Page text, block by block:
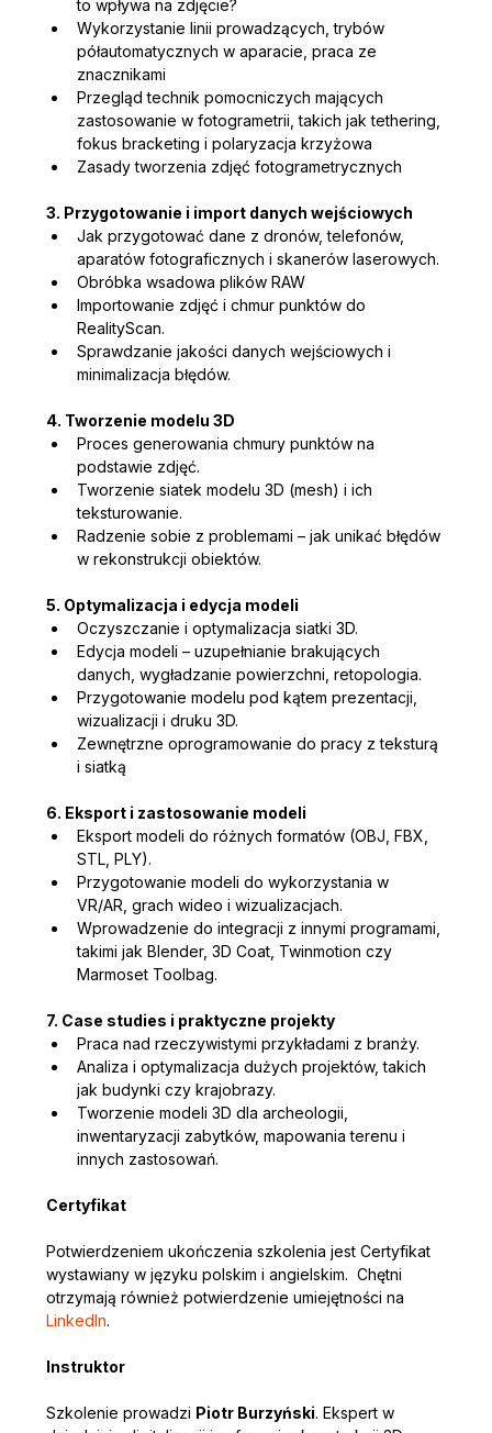
to wpływa na zdjęcie?
Wykorzystanie linii prowadzących, trybów
półautomatycznych w aparacie, praca ze
znacznikami
Przegląd technik pomocniczych mających
zastosowanie w fotogrametrii, takich jak tethering,
fokus bracketing i polaryzacja krzyżowa
Zasady tworzenia zdjęć fotogrametrycznych
3. Przygotowanie i import danych wejściowych
Jak przygotować dane z dronów, telefonów,
aparatów fotograficznych i skanerów laserowych.
Obróbka wsadowa plików RAW
Importowanie zdjęć i chmur punktów do
RealityScan.
Sprawdzanie jakości danych wejściowych i
minimalizacja błędów.
4. Tworzenie modelu 3D
Proces generowania chmury punktów na
podstawie zdjęć.
Tworzenie siatek modelu 3D (mesh) i ich
teksturowanie.
Radzenie sobie z problemami – jak unikać błędów
w rekonstrukcji obiektów.
5. Optymalizacja i edycja modeli
Oczyszczanie i optymalizacja siatki 3D.
Edycja modeli – uzupełnianie brakujących
danych, wygładzanie powierzchni, retopologia.
Przygotowanie modelu pod kątem prezentacji,
wizualizacji i druku 3D.
Zewnętrzne oprogramowanie do pracy z teksturą
i siatką
6. Eksport i zastosowanie modeli
Eksport modeli do różnych formatów (OBJ, FBX,
STL, PLY).
Przygotowanie modeli do wykorzystania w
VR/AR, grach wideo i wizualizacjach.
Wprowadzenie do integracji z innymi programami,
takimi jak Blender, 3D Coat, Twinmotion czy
Marmoset Toolbag.
7. Case studies i praktyczne projekty
Praca nad rzeczywistymi przykładami z branży.
Analiza i optymalizacja dużych projektów, takich
jak budynki czy krajobrazy.
Tworzenie modeli 3D dla archeologii,
inwentaryzacji zabytków, mapowania terenu i
innych zastosowań.
Certyfikat
Potwierdzeniem ukończenia szkolenia jest Certyfikat
wystawiany w języku polskim i angielskim.  Chętni
otrzymają również potwierdzenie umiejętności na
LinkedIn.
Instruktor
Szkolenie prowadzi Piotr Burzyński. Ekspert w